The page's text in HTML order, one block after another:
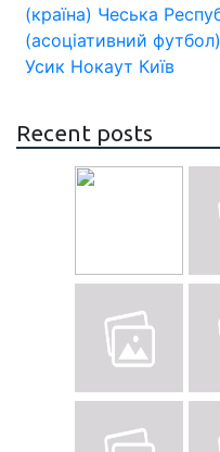
(країна) Чеська
(асоціативний футбол)
Усик Нокаут Київ
Recent posts